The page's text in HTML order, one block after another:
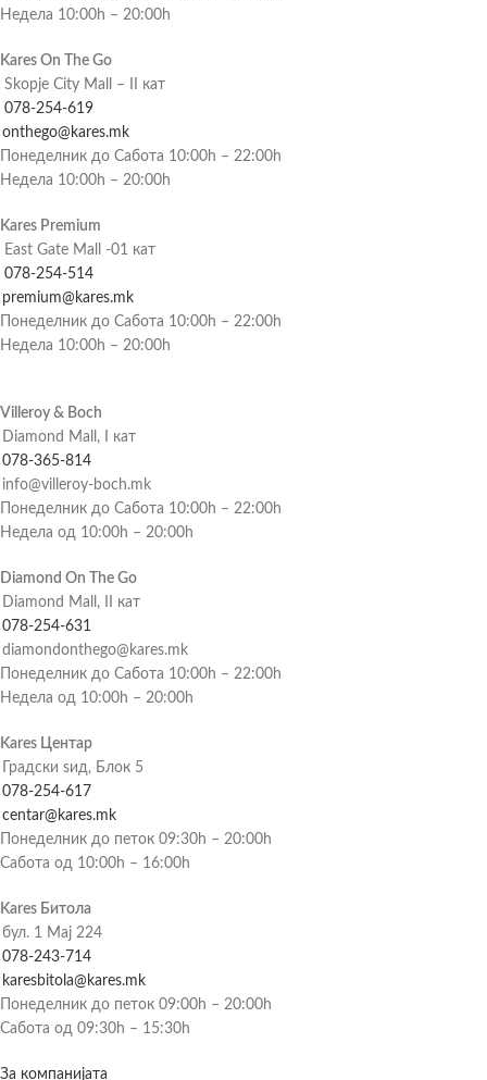
Недела 10:00h – 20:00h
Kares On The Go
Skopje City Mall – II кат
078-254-619
onthego@kares.mk
Понеделник до Сабота 10:00h – 22:00h
Недела 10:00h – 20:00h
Kares Premium
East Gate Mall -01 кат
078-254-514
premium@kares.mk
Понеделник до Сабота 10:00h – 22:00h
Недела 10:00h – 20:00h
Villeroy & Boch
Diamond Mall, I кат
078-365-814
info@villeroy-boch.mk
Понеделник до Сабота 10:00h – 22:00h
Недела од 10:00h – 20:00h
Diamond On The Go
Diamond Mall, II кат
078-254-631
diamondonthego@kares.mk
Понеделник до Сабота 10:00h – 22:00h
Недела од 10:00h – 20:00h
Kares Центар
Градски ѕид, Блок 5
078-254-617
centar@kares.mk
Понеделник до петок 09:30h – 20:00h
Сабота од 10:00h – 16:00h
Kares Битола
бул. 1 Мај 224
078-243-714
karesbitola@kares.mk
Понеделник до петок 09:00h – 20:00h
Сабота од 09:30h – 15:30h
За компанијата